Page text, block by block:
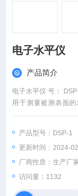
电子水平仪
产品简介
电子水平仪 号：
用于测量被测表面
度。具有相对零位、
产品型号：DSP-1
更新时间：2024-
厂商性质：生产厂
访问量：1132